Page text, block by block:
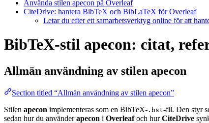
Använda stilen apecon på Overleaf
CiteDrive: hantera BibTeX och BibLaTeX för Overleaf
Letar du efter ett samarbetsverktyg online för att
BibTeX-stil apecon: citat,
Allmän användning av stilen apecon
Section titled “Allmän användning av stilen apecon”
Stilen apecon implementeras som en BibTeX- .bst-fil. Den styr
sedan hur du använderapecon i Overleafoch hurCiteDrive